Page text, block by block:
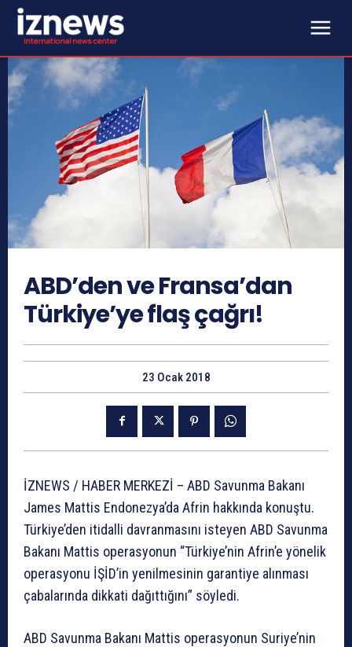
ABD’den ve Fransa’dan
Türkiye’ye flaş çağrı!
23 Ocak 2018
İZNEWS / HABER MERKEZİ – ABD Savunma Bakanı
James Mattis Endonezya’da Afrin hakkında konuştu.
Türkiye’den itidalli davranmasını isteyen ABD Savunma
Bakanı Mattis operasyonun “Türkiye’nin Afrin’e yönelik
operasyonu İŞİD’in yenilmesinin garantiye alınması
çabalarında dikkati dağıttığını” söyledi.
ABD Savunma Bakanı Mattis operasyonun Suriye’nin